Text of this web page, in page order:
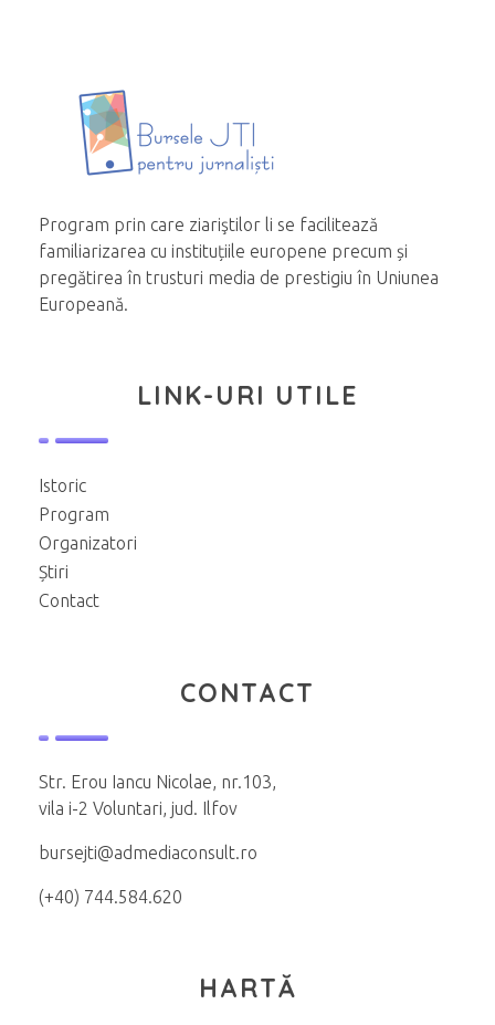
Program prin care ziariştilor li se facilitează
familiarizarea cu instituțiile europene precum și
pregătirea în trusturi media de prestigiu în Uniunea
Europeană.
LINK-URI UTILE
Istoric
Program
Organizatori
Știri
Contact
CONTACT
Str. Erou Iancu Nicolae, nr.103,
vila i-2 Voluntari, jud. Ilfov
bursejti@admediaconsult.ro
(+40) 744.584.620
HARTĂ